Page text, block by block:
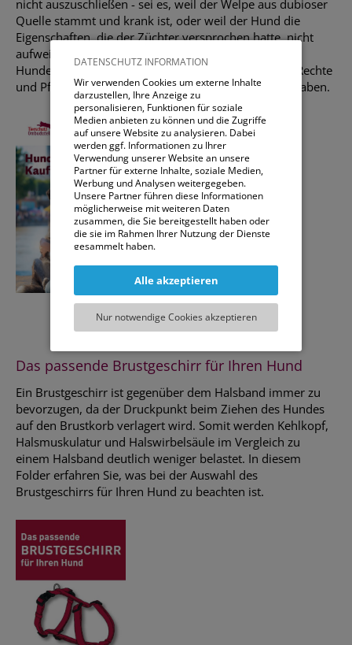
DATENSCHUTZ INFORMATION
Wir verwenden Cookies um externe Inhalte
darzustellen, Ihre Anzeige zu
personalisieren, Funktionen für soziale
Medien anbieten zu können und die Zugriffe
auf unsere Website zu analysieren. Dabei
werden ggf. Informationen zu Ihrer
Verwendung unserer Website an unsere
Partner für externe Inhalte, soziale Medien,
Werbung und Analysen weitergegeben.
Unsere Partner führen diese Informationen
möglicherweise mit weiteren Daten
zusammen, die Sie bereitgestellt haben oder
die sie im Rahmen Ihrer Nutzung der Dienste
gesammelt haben.
Sie können entweder allen externen Services
und damit Verbundenen Cookies zustimmen,
oder lediglich jenen die für die korrekte
notwendig sind. Beachten Sie, dass bei der
Wahl der zweiten Möglichkeit ggf. nicht alle
Alle akzeptieren
Nur notwendige Cookies akzeptieren
nicht auszuschließen - sei es, weil der Welpe aus dubioser
Quelle stammt und krank ist, oder weil der Hund die
Eigenschaften, die der Züchter versprochen hatte, nicht
aufweist. Dieser Ratgeber dient als Leitfaden für den
Hundekauf und gibt Ihnen einen Überblick über die Rechte
und Pflichten, die KäuferInnen und VerkäuferInnen haben.
Das passende Brustgeschirr für Ihren Hund
Ein Brustgeschirr ist gegenüber dem Halsband immer zu
bevorzugen, da der Druckpunkt beim Ziehen des Hundes
auf den Brustkorb verlagert wird. Somit werden Kehlkopf,
Halsmuskulatur und Halswirbelsäule im Vergleich zu
einem Halsband deutlich weniger belastet. In diesem
Folder erfahren Sie, was bei der Auswahl des
Brustgeschirrs für Ihren Hund zu beachten ist.